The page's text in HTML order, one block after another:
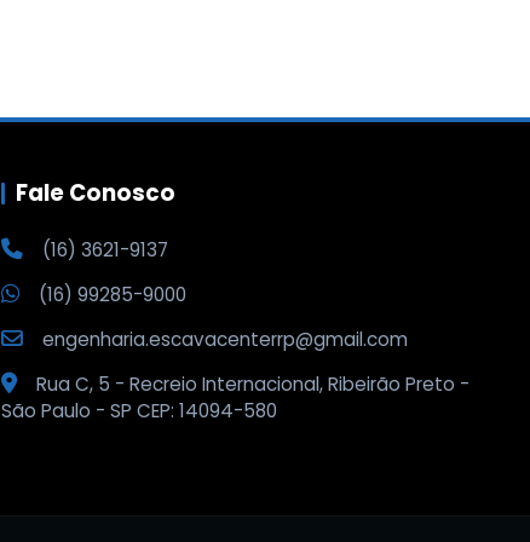
Fale Conosco
(16) 3621-9137
(16) 99285-9000
engenharia.escavacenterrp@gmail.com
Rua C, 5 - Recreio Internacional, Ribeirão Preto -
São Paulo - SP CEP: 14094-580